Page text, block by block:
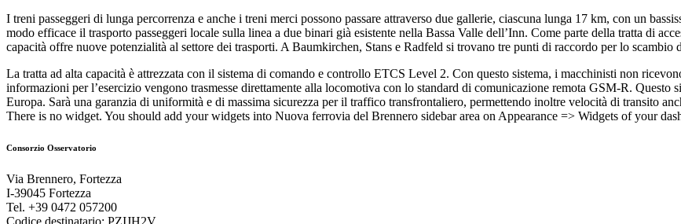
I treni passeggeri di lunga percorrenza e anche i treni merci possono passare attraverso due gallerie, ciascuna lunga 17 km, con un
modo efficace il trasporto passeggeri locale sulla linea a due binari già esistente nella Bassa Valle dell’Inn. Come parte della tratta di
capacità offre nuove potenzialità al settore dei trasporti. A Baumkirchen, Stans e Radfeld si trovano tre punti di raccordo per lo
La tratta ad alta capacità è attrezzata con il sistema di comando e controllo ETCS Level 2. Con questo sistema, i macchinisti non
informazioni per l’esercizio vengono trasmesse direttamente alla locomotiva con lo standard di comunicazione remota GSM-R.
Europa. Sarà una garanzia di uniformità e di massima sicurezza per il traffico transfrontaliero, permettendo inoltre velocità di transito
There is no widget. You should add your widgets into Nuova ferrovia del Brennero sidebar area on Appearance => Widgets of your
Consorzio Osservatorio
Via Brennero, Fortezza
I-39045 Fortezza
Tel. +39 0472 057200